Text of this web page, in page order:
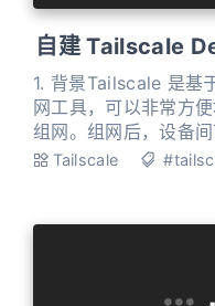
自建 Tailscale
1. 背景Tailscale 是基
网工具，可以非常方
组网。组网后，设备
行通信，可以随意切
服务并实现多设备组
Tailscale